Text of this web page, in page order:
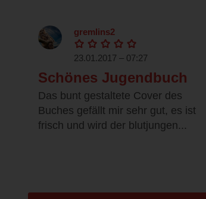
gremlins2
23.01.2017 – 07:27
Schönes Jugendbuch
Das bunt gestaltete Cover des
Buches gefällt mir sehr gut, es ist
frisch und wird der blutjungen...